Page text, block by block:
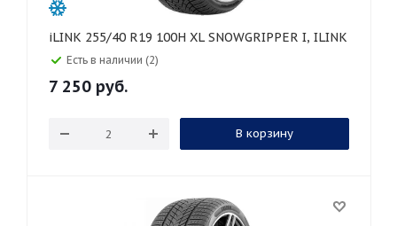
iLINK 255/40 R19 100H XL SNOWGRIPPER I, ILINK
Есть в наличии (2)
7 250 руб.
В корзину